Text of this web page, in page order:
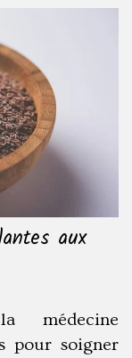
aux
médecine
pour soigner